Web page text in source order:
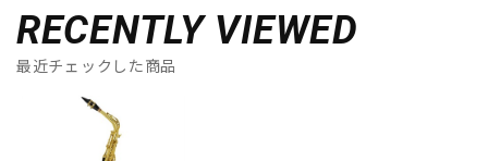
RECENTLY VIEWED
最近チェックした商品